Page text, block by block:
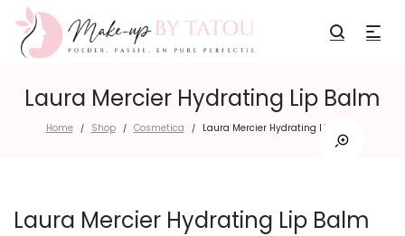
Laura Mercier Hydrating Lip Balm
Home / Shop / Cosmetica / Laura Mercier Hydrating Lip Balm
Laura Mercier Hydrating Lip Balm